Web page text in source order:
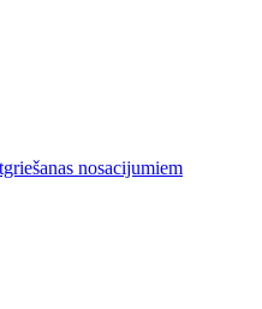
nosacijumiem